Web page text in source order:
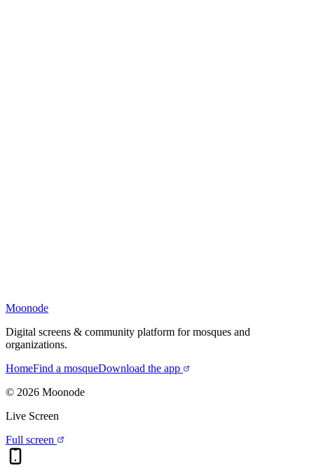
Moonode
Digital screens & community platform for mosques and
organizations.
HomeFind a mosqueDownload the app
© 2026 Moonode
Live Screen
Full screen